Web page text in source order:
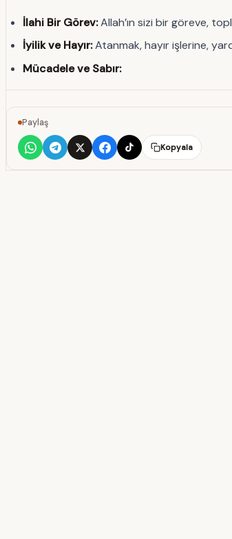
İlahi Bir Görev:Allah’ın sizi bir göreve,
İyilik ve Hayır:Atanmak, hayır işlerine,
Mücadele ve Sabır:
Paylaş
Kopyala